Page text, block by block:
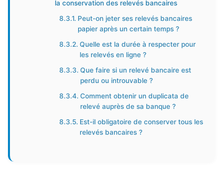
la conservation des relevés bancaires
Peut-on jeter ses relevés bancaires
papier après un certain temps ?
Quelle est la durée à respecter pour
les relevés en ligne ?
Que faire si un relevé bancaire est
perdu ou introuvable ?
Comment obtenir un duplicata de
relevé auprès de sa banque ?
Est-il obligatoire de conserver tous les
relevés bancaires ?